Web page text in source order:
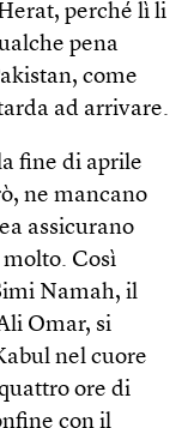
perché lì li
pena
come
ad arrivare.
fine di aprile
ne mancano
assicurano
Così
Namah, il
Omar, si
nel cuore
ore di
con il